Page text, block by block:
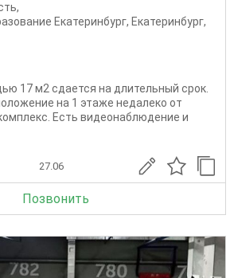
,
Екатеринбург, Екатеринбург,
17 м2 сдается на длительный срок.
на 1 этаже недалеко от
Есть видеонаблюдение и
27.06
Позвонить